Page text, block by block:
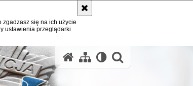
zgadzasz się na ich użycie
ustawienia przeglądarki